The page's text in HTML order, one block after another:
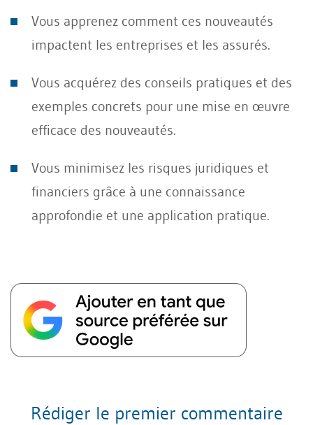
Vous apprenez comment ces nouveautés
impactent les entreprises et les assurés.
Vous acquérez des conseils pratiques et des
exemples concrets pour une mise en œuvre
efficace des nouveautés.
Vous minimisez les risques juridiques et
financiers grâce à une connaissance
approfondie et une application pratique.
Rédiger le premier commentaire